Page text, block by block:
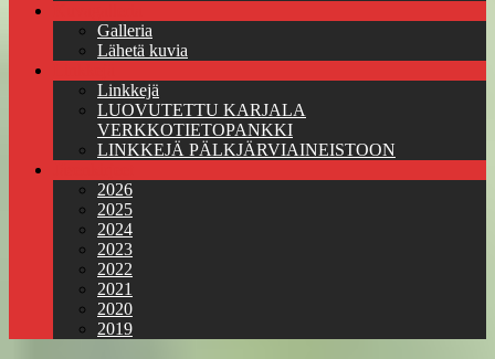
Galleria
Lähetä kuvia
Linkkejä
LUOVUTETTU KARJALA
VERKKOTIETOPANKKI
LINKKEJÄ PÄLKJÄRVIAINEISTOON
2026
2025
2024
2023
2022
2021
2020
2019